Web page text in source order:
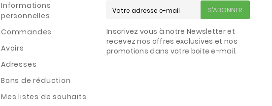
Informations
personnelles
Commandes
Avoirs
Adresses
Bons de réduction
Mes listes de souhaits
S’ABONNER
Inscrivez vous à notre Newsletter et
recevez nos offres exclusives et nos
promotions dans votre boite e-mail.